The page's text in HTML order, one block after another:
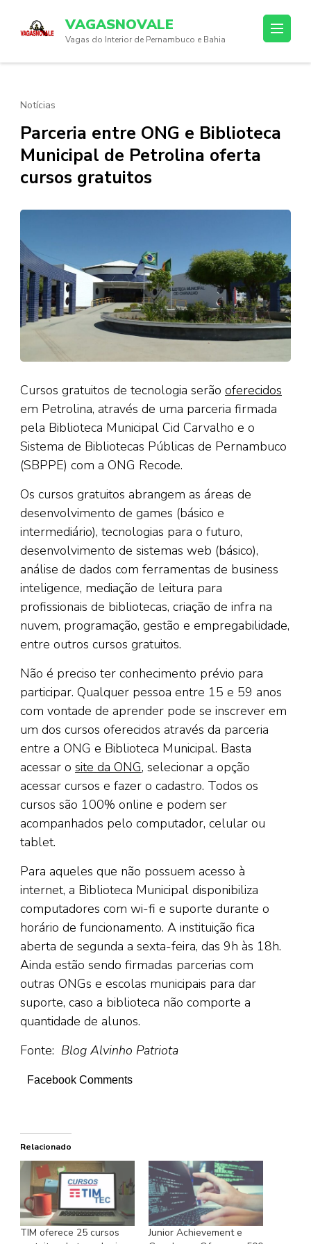
(Press
VAGASNOVALE
Vagas do Interior de Pernambuco e Bahia
Notícias
Parceria entre ONG e Biblioteca
Municipal de Petrolina oferta
cursos gratuitos
Cursos gratuitos de tecnologia serão oferecidos
em Petrolina, através de uma parceria firmada
pela Biblioteca Municipal Cid Carvalho e o
Sistema de Bibliotecas Públicas de Pernambuco
(SBPPE) com a ONG Recode.
Os cursos gratuitos abrangem as áreas de
desenvolvimento de games (básico e
intermediário), tecnologias para o futuro,
desenvolvimento de sistemas web (básico),
análise de dados com ferramentas de business
inteligence, mediação de leitura para
profissionais de bibliotecas, criação de infra na
nuvem, programação, gestão e empregabilidade,
entre outros cursos gratuitos.
Não é preciso ter conhecimento prévio para
participar. Qualquer pessoa entre 15 e 59 anos
com vontade de aprender pode se inscrever em
um dos cursos oferecidos através da parceria
entre a ONG e Biblioteca Municipal. Basta
acessar o site da ONG, selecionar a opção
acessar cursos e fazer o cadastro. Todos os
cursos são 100% online e podem ser
acompanhados pelo computador, celular ou
tablet.
Para aqueles que não possuem acesso à
internet, a Biblioteca Municipal disponibiliza
computadores com wi-fi e suporte durante o
horário de funcionamento. A instituição fica
aberta de segunda a sexta-feira, das 9h às 18h.
Ainda estão sendo firmadas parcerias com
outras ONGs e escolas municipais para dar
suporte, caso a biblioteca não comporte a
quantidade de alunos.
Fonte: Blog Alvinho Patriota
Facebook Comments
Relacionado
TIM oferece 25 cursos
Junior Achievement e